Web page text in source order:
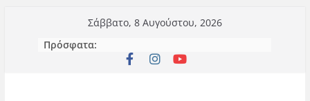
περιεχόμενο
Σάββατο, 8 Αυγούστου, 2026
Πρόσφατα: